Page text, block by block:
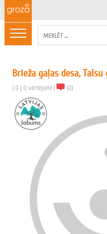
Brieža gaļas desa, Talsu
( 0 | 0 vērtējumi ) (0)